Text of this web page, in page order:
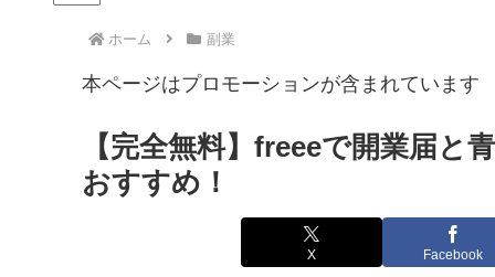
ホーム 副業
本ページはプロモーションが含まれています
【完全無料】freeeで開業届と
おすすめ！
X Facebook